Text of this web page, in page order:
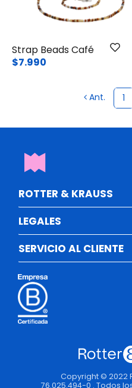
Strap Beads Café
$7.990
Ant. 1
ROTTER & KRAUSS
LEGALES
SERVICIO AL CLIENTE
Copyright © 2022
76.025.494-0 . Todos